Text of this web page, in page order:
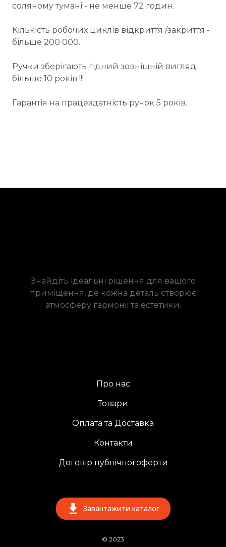
соляному тумані - не менше 72 годин.
Кількість робочих циклів відкриття /закриття -
більше 200 000.
Ручки зберігають гідний зовнішній вигляд
більше 10 років !!!
Гарантія на працездатність ручок 5 років.
Знайдіть ідеальні рішення для вашого
приміщення, де кожна деталь створює
атмосферу гармонії та естетики.
Про нас
Товари
Оплата та Доставка
Контакти
Договір публічної оферти
Завантажити каталог
© 2023